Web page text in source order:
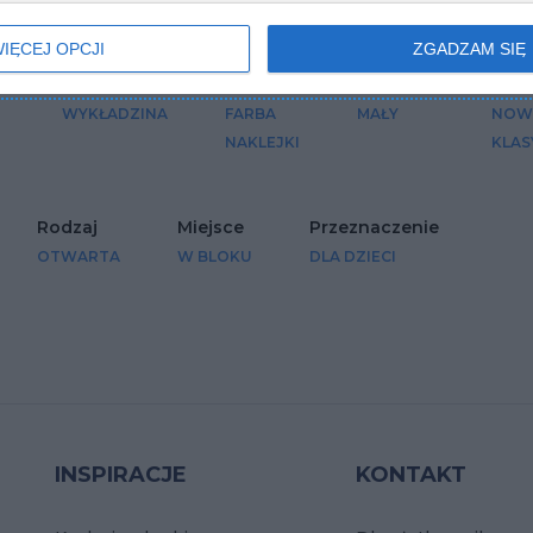
OPCJI ZGADZAM SIĘ
WYKŁADZINA
FARBA
NAKLEJKI
MAŁY
Rodzaj
OTWARTA
Miejsce
W BLOKU
Przeznaczenie
DLA DZIECI
INSPIRACJE KONTAKT